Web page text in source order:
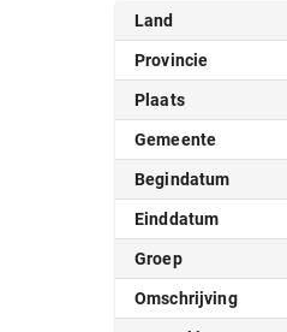
Land
Provincie
Plaats
Gemeente
Begindatum
Einddatum
Groep
Omschrijving